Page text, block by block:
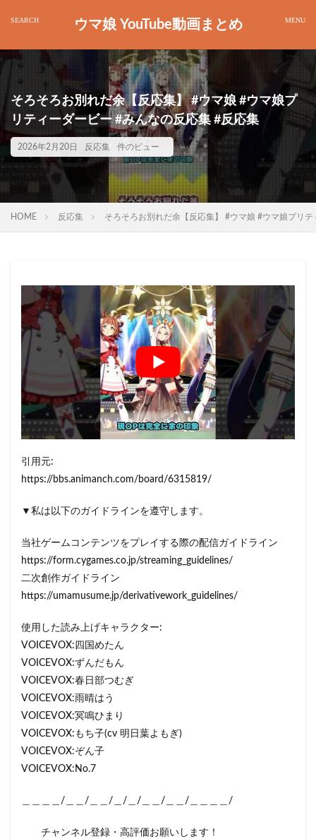
ウマ娘 YouTube動画まとめ
そろそろお別れだ余【反応集】 #ウマ娘 #ウマ娘プ
リティーダービー #みんなの反応集 #反応集
2026年2月20日 反応集 件のビュー
HOME 反応集 そろそろお別れだ余【反応集】 #ウマ娘 #ウマ娘プリ
引用元:
https://bbs.animanch.com/board/6315819/
▼私は以下のガイドラインを遵守します。
当社ゲームコンテンツをプレイする際の配信ガイドライン
https://form.cygames.co.jp/streaming_guidelines/
二次創作ガイドライン
https://umamusume.jp/derivativework_guidelines/
使用した読み上げキャラクター:
VOICEVOX:四国めたん
VOICEVOX:ずんだもん
VOICEVOX:春日部つむぎ
VOICEVOX:雨晴はう
VOICEVOX:冥鳴ひまり
VOICEVOX:もち子(cv 明日葉よもぎ)
VOICEVOX:ぞん子
VOICEVOX:No.7
＿＿＿＿/＿＿/＿＿/＿/＿/＿＿/＿＿/＿＿＿＿/
チャンネル登録・高評価お願いします！